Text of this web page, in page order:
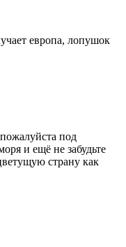
европа, лопушок
под
и ещё не забудьте
страну как